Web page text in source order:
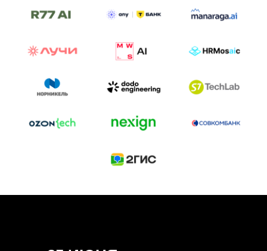
к построению бизнеса и созданию технологий под
И БИТВА АГЕНТОВ